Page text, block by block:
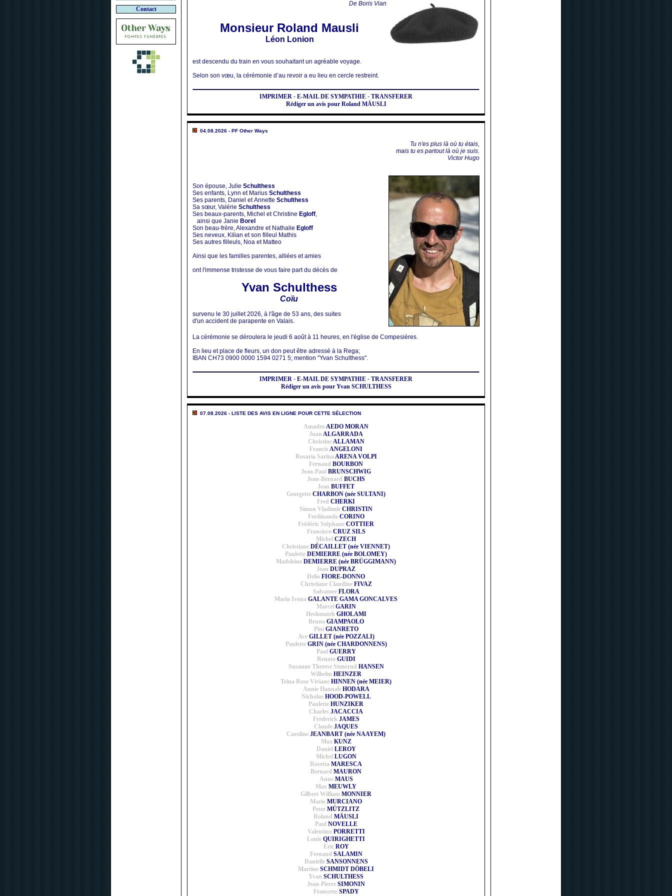
Contact
De Boris Vian
Monsieur Roland Mausli
Léon Lonion
est descendu du train en vous souhaitant un agréable voyage.
Selon son vœu, la cérémonie d’au revoir a eu lieu en cercle restreint.
IMPRIMER - E-MAIL DE SYMPATHIE - TRANSFERER
Rédiger un avis pour Roland MÄUSLI
04.08.2026 - PF Other Ways
Tu n'es plus là où tu étais,
mais tu es partout là où je suis.
Victor Hugo
Son épouse, Julie Schulthess
Ses enfants, Lynn et Marius Schulthess
Ses parents, Daniel et Annette Schulthess
Sa sœur, Valérie Schulthess
Ses beaux-parents, Michel et Christine Egloff,
ainsi que Janie Borel
Son beau-frère, Alexandre et Nathalie Egloff
Ses neveux, Kilian et son filleul Mathis
Ses autres filleuls, Noa et Matteo
Ainsi que les familles parentes, alliées et amies
ont l'immense tristesse de vous faire part du décès de
Yvan Schulthess
Coïu
survenu le 30 juillet 2026, à l'âge de 53 ans, des suites
d'un accident de parapente en Valais.
La cérémonie se déroulera le jeudi 6 août à 11 heures, en l'église de Compesières.
En lieu et place de fleurs, un don peut être adressé à la Rega;
IBAN CH73 0900 0000 1594 0271 5; mention "Yvan Schulthess".
IMPRIMER - E-MAIL DE SYMPATHIE - TRANSFERER
Rédiger un avis pour Yvan SCHULTHESS
07.08.2026 - LISTE DES AVIS EN LIGNE POUR CETTE SÉLECTION
AmadeoAEDO MORAN
Juan ALGARRADA
ChristineALLAMAN
Francis ANGELONI
Rosaria SarinaARENA VOLPI
Fernand BOURBON
Jean-Paul BRUNSCHWIG
Jean-Bernard BUCHS
Jean BUFFET
Georgette CHARBON (née SULTANI)
Fred CHERKI
Simon Vladimir CHRISTIN
FerdinandoCORINO
Frédéric Stéphane COTTIER
FranciscoCRUZ SILS
Michel CZECH
Christiane DÉCAILLET (née VIENNET)
Paulette DEMIERRE (née BOLOMEY)
Madeleine DEMIERRE (née BRÜGGIMANN)
Jean DUPRAZ
Delio FIORE-DONNO
Christiane ClaudineFIVAZ
SalvatoreFLORA
Maria Ivona GALANTE GAMA GONCALVES
Marcel GARIN
Heshmateh GHOLAMI
BrunoGIAMPAOLO
PiniGIANRETO
AveGILLET (née POZZALI)
PauletteGRIN (née CHARDONNENS)
Paul GUERRY
RenatoGUIDI
Susanne Therese Stensrud HANSEN
Wilhelm HEINZER
Trina Rose Viviane HINNEN (née MEIER)
Annie Hannah HODARA
Nicholas HOOD-POWELL
Paulette HUNZIKER
Charles JACACCIA
Frederick JAMES
Claude JAQUES
Caroline JEANBART (née NAAYEM)
MaxKUNZ
Daniel LEROY
Michel LUGON
Rosetta MARESCA
Bernard MAURON
AnneMAUS
Max MEUWLY
Gilbert William MONNIER
Mario MURCIANO
Peter MÜTZLITZ
Roland MÄUSLI
Paul NOVELLE
ValentinoPORRETTI
Louis QUIRIGHETTI
EricROY
Fernand SALAMIN
DanielleSANSONNENS
Martine SCHMIDT DÖBELI
Yvan SCHULTHESS
Jean-Pierre SIMONIN
FrancetteSPADY